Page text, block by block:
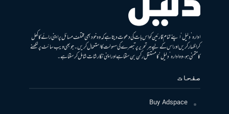
ادارہ ’دلیل‘ اپنے تمام قارئین کو اس بات کی دعوت دیتا ہے کہ وہ خود بھی مختلف مسائل پر اپنی رائے کا کھل
کر اظہار کریں اور اس کے لیے ہر تحریر پر تبصرے کی سہولت کا استعمال کریں۔ جو بھی ویب سائٹ پر لکھنے
کا متمنی ہو، وہ ادارہ ’دلیل‘ کا مستقل رکن بن سکتا ہے اور اپنی نگارشات شامل کرسکتا ہے۔
صفحات
Buy Adspace